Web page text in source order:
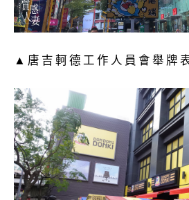
▲唐吉軻德工作人員會舉牌